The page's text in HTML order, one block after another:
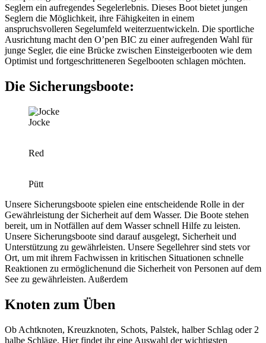
Seglern ein aufregendes Segelerlebnis. Dieses Boot bietet jungen
Seglern die Möglichkeit, ihre Fähigkeiten in einem
anspruchsvolleren Segelumfeld weiterzuentwickeln. Die sportliche
Ausrichtung macht den O’pen BIC zu einer aufregenden Wahl für
junge Segler, die eine Brücke zwischen Einsteigerbooten wie dem
Optimist und fortgeschritteneren Segelbooten schlagen möchten.
Die Sicherungsboote:
Jocke
Red
Pütt
Unsere Sicherungsboote spielen eine entscheidende Rolle in der
Gewährleistung der Sicherheit auf dem Wasser. Die Boote stehen
bereit, um in Notfällen auf dem Wasser schnell Hilfe zu leisten.
Unsere Sicherungsboote sind darauf ausgelegt, Sicherheit und
Unterstützung zu gewährleisten. Unsere Segellehrer sind stets vor
Ort, um mit ihrem Fachwissen in kritischen Situationen schnelle
Reaktionen zu ermöglichenund die Sicherheit von Personen auf dem
See zu gewährleisten. Außerdem
Knoten zum Üben
Ob Achtknoten, Kreuzknoten, Schots, Palstek, halber Schlag oder 2
halbe Schläge. Hier findet ihr eine Auswahl der wichtigsten